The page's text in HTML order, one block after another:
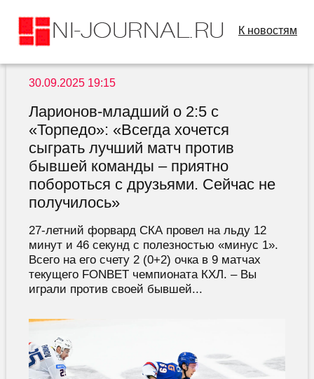
К новостям
30.09.2025 19:15
Ларионов-младший о 2:5 с
«Торпедо»: «Всегда хочется
сыграть лучший матч против
бывшей команды – приятно
побороться с друзьями. Сейчас не
получилось»
27-летний форвард СКА провел на льду 12
минут и 46 секунд с полезностью «минус 1».
Всего на его счету 2 (0+2) очка в 9 матчах
текущего FONBET чемпионата КХЛ. – Вы
играли против своей бывшей...